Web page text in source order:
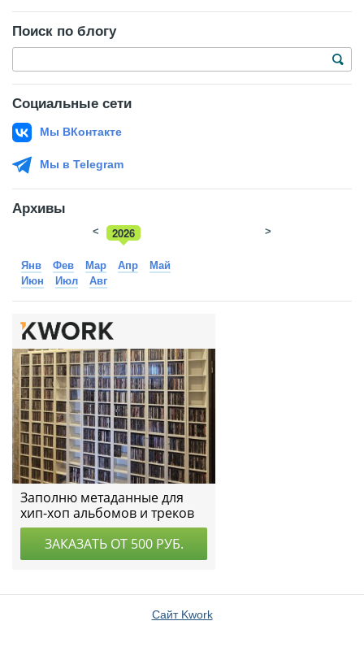
Поиск по блогу
Социальные сети
Мы ВКонтакте
Мы в Telegram
Архивы
2026
2025
< >
Янв Фев Мар Апр
Май
Июн
Июл Авг
Сайт Kwork